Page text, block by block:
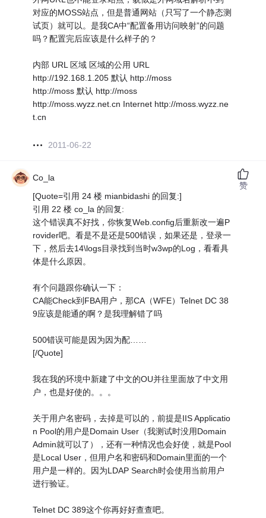
对应的MOSS站点，但是普通网站（只写了一个静态测
试页）就可以。是我CA中“配置备用访问映射”的问题
吗？配置完后应该是什么样子的？
内部 URL 区域 区域的公用 URL
http://192.168.1.205 默认 http://moss
http://moss 默认 http://moss
http://moss.wyzz.net.cn Internet http://moss.wyzz.ne
t.cn
2011-06-22
Co_la
[Quote=引用 24 楼 mianbidashi 的回复:]
引用 22 楼 co_la 的回复:
这个错误真不好找，你恢复Web.config后重新改一遍P
rovider吧。看是不是还是500错误，如果还是，登录一
下，然后去14\logs目录找到当时w3wp的Log，看看具
体是什么原因。
有个问题跟你确认一下：
CA能Check到FBA用户，那CA（WFE）Telnet DC 38
9应该是能通的啊？是我理解错了吗
500错误可能是因为因为配……
[/Quote]
我在我的环境中新建了中文的OU并往里面放了中文用
户，也是好使的。。。
关于用户名密码，去掉是可以的，前提是IIS Applicatio
n Pool的用户是Domain User（我测试时没用Domain
Admin就可以了），还有一种情况也会好使，就是Pool
是Local User，但用户名和密码和Domain里面的一个
用户是一样的。因为LDAP Search时会使用当前用户
进行验证。
Telnet DC 389这个你再好好查查吧。
赞